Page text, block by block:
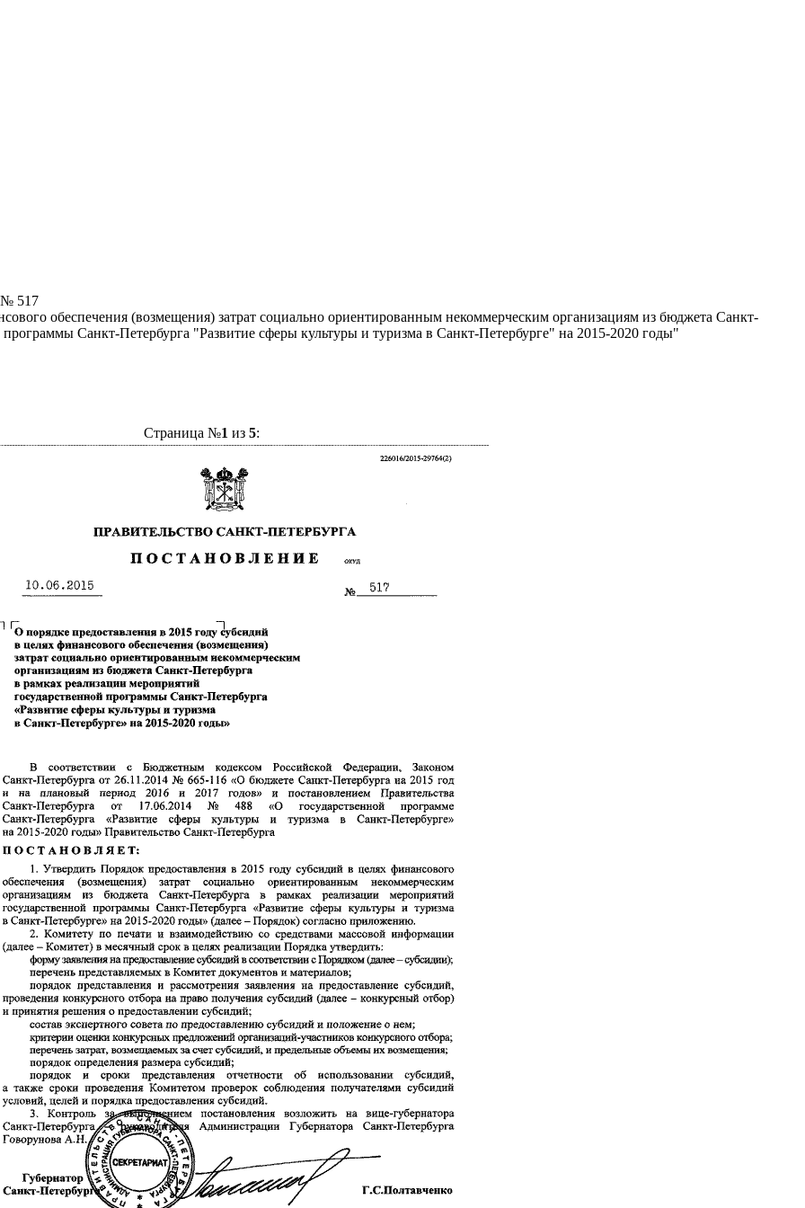
№ 517
обеспечения (возмещения) затрат социально ориентированным некоммерческим организациям из бюджета Санкт-
Санкт-Петербурга "Развитие сферы культуры и туризма в Санкт-Петербурге" на 2015-2020 годы"
Страница №1 из 5: